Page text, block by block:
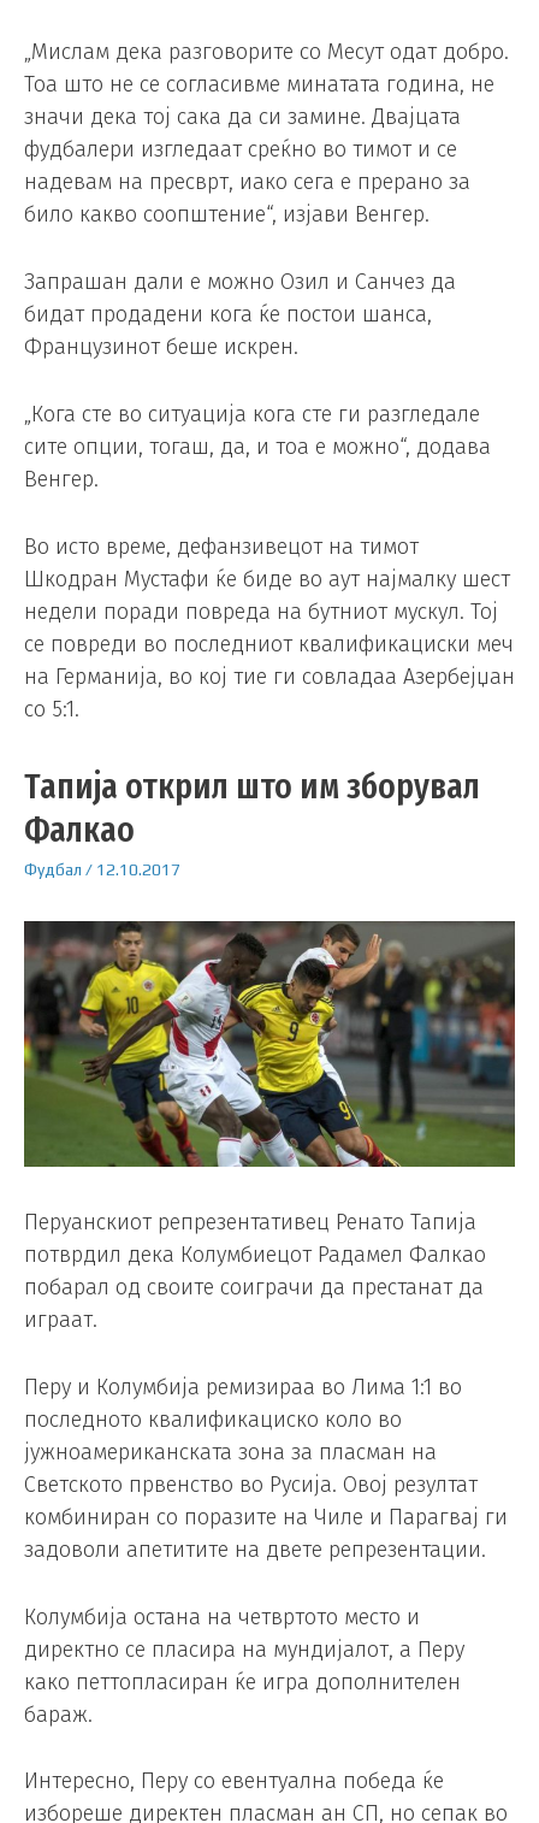
„Мислам дека разговорите со Месут одат добро.
Тоа што не се согласивме минатата година, не
значи дека тој сака да си замине. Двајцата
фудбалери изгледаат среќно во тимот и се
надевам на пресврт, иако сега е прерано за
било какво соопштение“, изјави Венгер.
Запрашан дали е можно Озил и Санчез да
бидат продадени кога ќе постои шанса,
Французинот беше искрен.
„Кога сте во ситуација кога сте ги разгледале
сите опции, тогаш, да, и тоа е можно“, додава
Венгер.
Во исто време, дефанзивецот на тимот
Шкодран Мустафи ќе биде во аут најмалку шест
недели поради повреда на бутниот мускул. Тој
се повреди во последниот квалификациски меч
на Германија, во кој тие ги совладаа Азербејџан
со 5:1.
Тапија открил што им зборувал
Фалкао
Фудбал / 12.10.2017
Перуанскиот репрезентативец Ренато Тапија
потврдил дека Колумбиецот Радамел Фалкао
побарал од своите соиграчи да престанат да
играат.
Перу и Колумбија ремизираа во Лима 1:1 во
последното квалификациско коло во
јужноамериканската зона за пласман на
Светското првенство во Русија. Овој резултат
комбиниран со поразите на Чиле и Парагвај ги
задоволи апетитите на двете репрезентации.
Колумбија остана на четвртото место и
директно се пласира на мундијалот, а Перу
како петтопласиран ќе игра дополнителен
бараж.
Интересно, Перу со евентуална победа ќе
избореше директен пласман ан СП, но сепак во